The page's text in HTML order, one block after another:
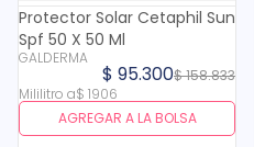
Protector Solar Cetaphil Sun
Spf 50 X 50 Ml
GALDERMA
$158.833
$ 95.300
Mililitro a$ 1906
AGREGAR A LA BOLSA